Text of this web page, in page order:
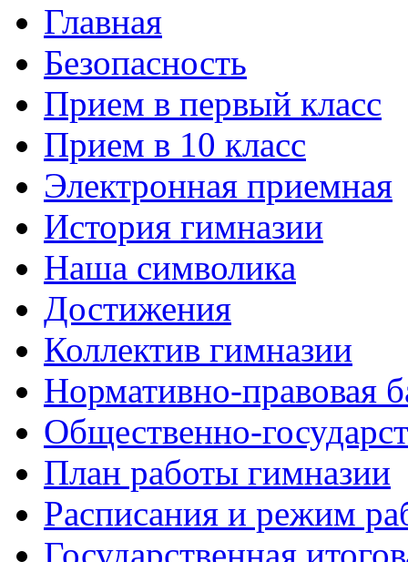
Главная
Безопасность
Прием в первый класс
Прием в 10 класс
Электронная приемная
История гимназии
Наша символика
Достижения
Коллектив гимназии
Нормативно-правовая
Общественно-
План работы гимназии
Расписания и режим
Государственная